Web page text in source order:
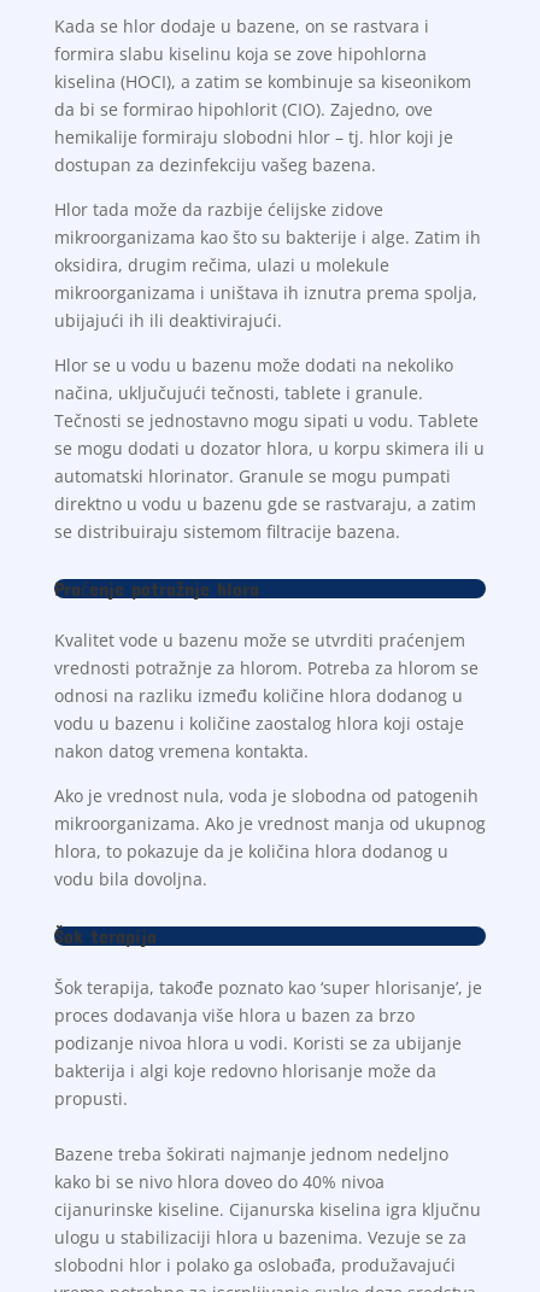
Kada se hlor dodaje u bazene, on se rastvara i
formira slabu kiselinu koja se zove hipohlorna
kiselina (HOCI), a zatim se kombinuje sa kiseonikom
da bi se formirao hipohlorit (CIO). Zajedno, ove
hemikalije formiraju slobodni hlor – tj. hlor koji je
dostupan za dezinfekciju vašeg bazena.
Hlor tada može da razbije ćelijske zidove
mikroorganizama kao što su bakterije i alge. Zatim ih
oksidira, drugim rečima, ulazi u molekule
mikroorganizama i uništava ih iznutra prema spolja,
ubijajući ih ili deaktivirajući.
Hlor se u vodu u bazenu može dodati na nekoliko
načina, uključujući tečnosti, tablete i granule.
Tečnosti se jednostavno mogu sipati u vodu. Tablete
se mogu dodati u dozator hlora, u korpu skimera ili u
automatski hlorinator. Granule se mogu pumpati
direktno u vodu u bazenu gde se rastvaraju, a zatim
se distribuiraju sistemom filtracije bazena.
Praćenje potražnje hlora
Kvalitet vode u bazenu može se utvrditi praćenjem
vrednosti potražnje za hlorom. Potreba za hlorom se
odnosi na razliku između količine hlora dodanog u
vodu u bazenu i količine zaostalog hlora koji ostaje
nakon datog vremena kontakta.
Ako je vrednost nula, voda je slobodna od patogenih
mikroorganizama. Ako je vrednost manja od ukupnog
hlora, to pokazuje da je količina hlora dodanog u
vodu bila dovoljna.
Šok terapija
Šok terapija, takođe poznato kao ‘super hlorisanje’, je
proces dodavanja više hlora u bazen za brzo
podizanje nivoa hlora u vodi. Koristi se za ubijanje
bakterija i algi koje redovno hlorisanje može da
propusti.
Bazene treba šokirati najmanje jednom nedeljno
kako bi se nivo hlora doveo do 40% nivoa
cijanurinske kiseline. Cijanurska kiselina igra ključnu
ulogu u stabilizaciji hlora u bazenima. Vezuje se za
slobodni hlor i polako ga oslobađa, produžavajući